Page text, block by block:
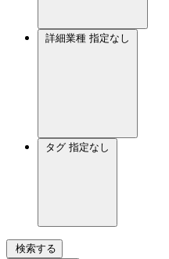
詳細業種 指定なし
タグ 指定なし
検索する